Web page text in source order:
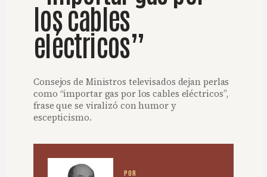
los cables
eléctricos”
Consejos de Ministros televisados dejan perlas
como “importar gas por los cables eléctricos”,
frase que se viralizó con humor y
escepticismo.
POR